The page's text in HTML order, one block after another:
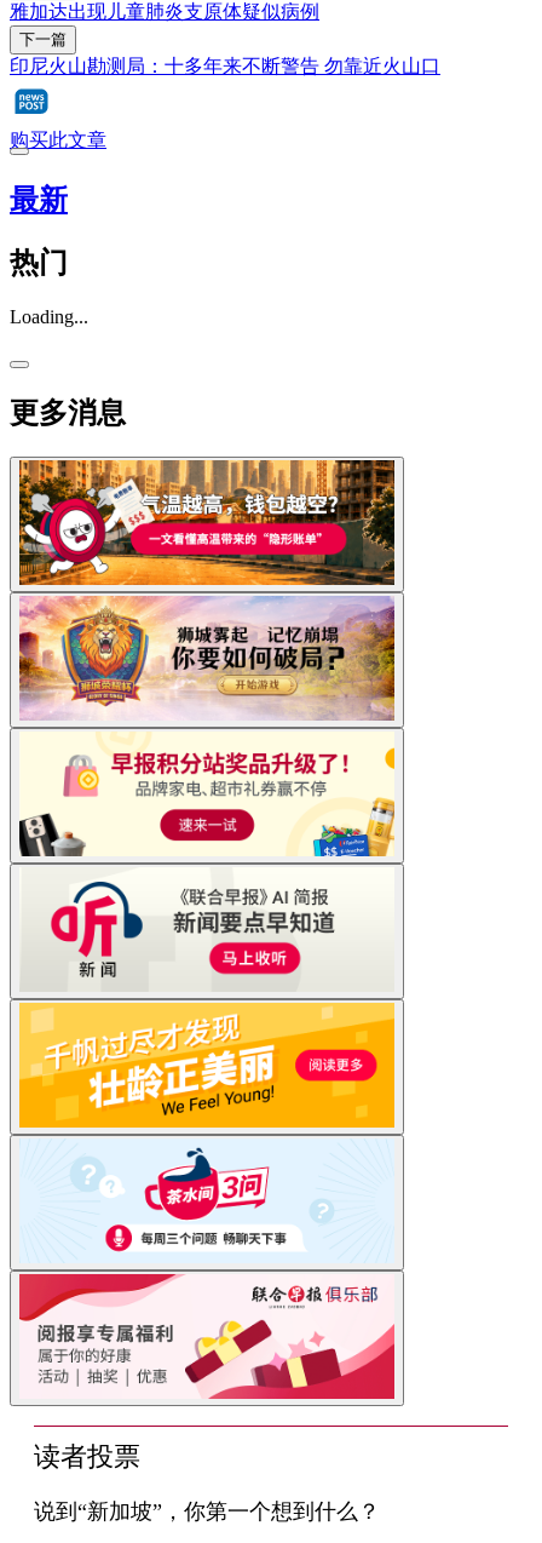
雅加达出现儿童肺炎支原体疑似病例
下一篇
印尼火山勘测局：十多年来不断警告 勿靠近火山口
购买此文章
最新
热门
Loading...
更多消息